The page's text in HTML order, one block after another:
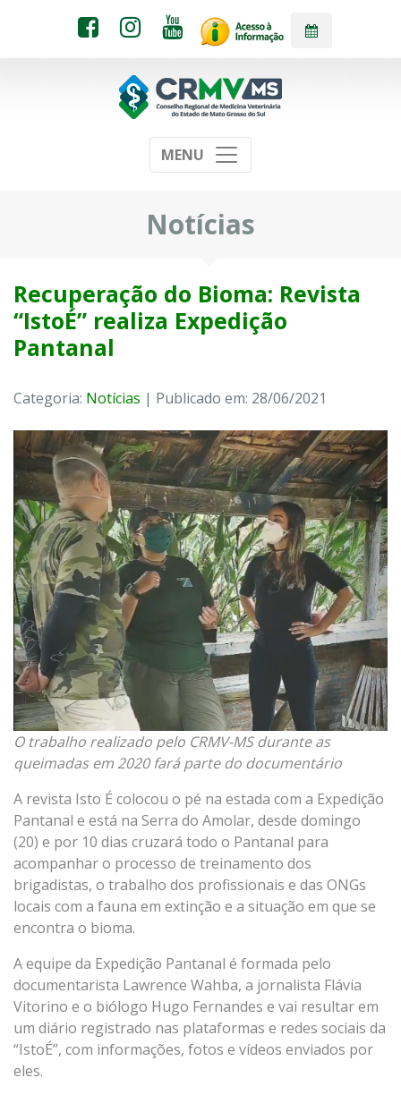
MENU
Notícias
Recuperação do Bioma: Revista
“IstoÉ” realiza Expedição
Pantanal
Categoria: Notícias | Publicado em: 28/06/2021
O trabalho realizado pelo CRMV-MS durante as
queimadas em 2020 fará parte do documentário
A revista Isto É colocou o pé na estada com a Expedição
Pantanal e está na Serra do Amolar, desde domingo
(20) e por 10 dias cruzará todo o Pantanal para
acompanhar o processo de treinamento dos
brigadistas, o trabalho dos profissionais e das ONGs
locais com a fauna em extinção e a situação em que se
encontra o bioma.
A equipe da Expedição Pantanal é formada pelo
documentarista Lawrence Wahba, a jornalista Flávia
Vitorino e o biólogo Hugo Fernandes e vai resultar em
um diário registrado nas plataformas e redes sociais da
“IstoÉ”, com informações, fotos e vídeos enviados por
eles.